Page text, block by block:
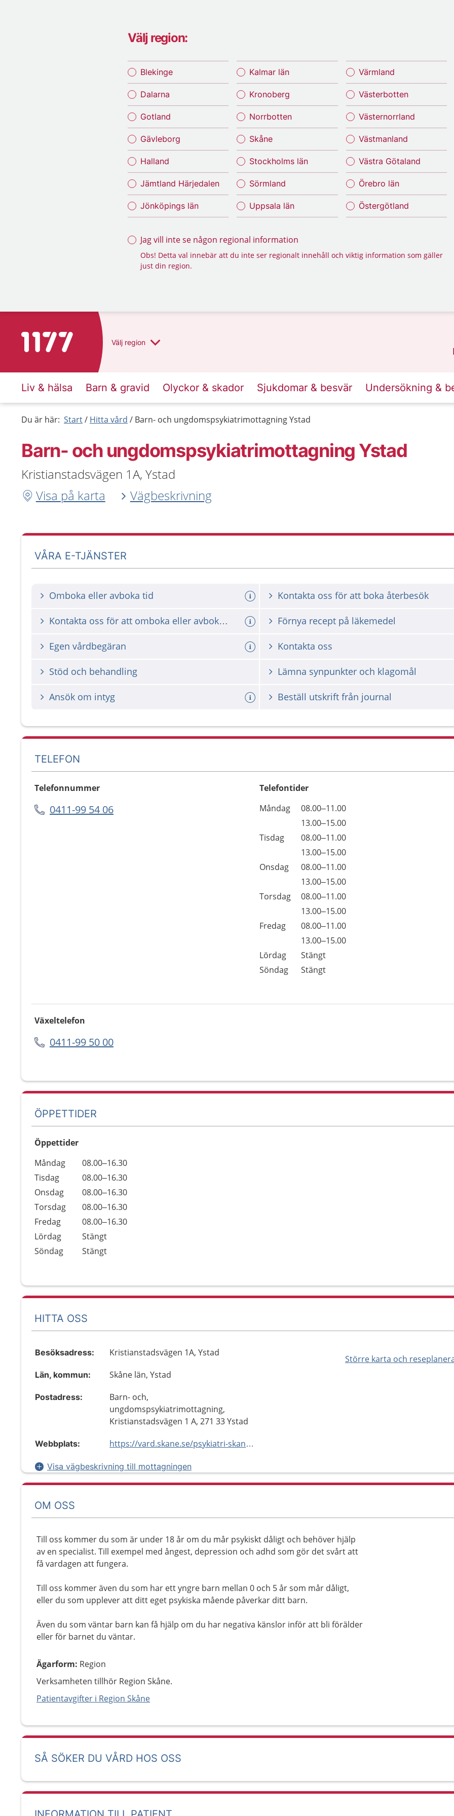
Välj region:
Blekinge
Dalarna
Gotland
Gävleborg
Halland
Jämtland Härjedalen
Jönköpings län
Kalmar län
Kronoberg
Norrbotten
Skåne
Stockholms län
Sörmland
Uppsala län
Värmland
Västerbotten
Västernorrland
Västmanland
Västra Götaland
Örebro län
Östergötland
Jag vill inte se någon regional information
Obs! Detta val innebär att du inte ser regionalt innehåll och viktig information som gäller
just din region.
Till startsidan för 1177 Välj region
Liv & hälsa Barn & gravid Olyckor & skador Sjukdomar & besvär Undersökning &
Du är här: Start Hitta vård Barn- och ungdomspsykiatrimottagning Ystad
Barn- och ungdomspsykiatrimottagning Ystad
Kristianstadsvägen 1A, Ystad
Visa på karta
Vägbeskrivning
VÅRA E-TJÄNSTER
Omboka eller avboka tid Kontakta oss för att boka återbesök
Kontakta oss för att omboka eller avboka tid Förnya recept på läkemedel
Egen vårdbegäran Kontakta oss
Stöd och behandling Lämna synpunkter och klagomål
Ansök om intyg Beställ utskrift från journal
TELEFON
Telefonnummer
0411-99 54 06
Telefontider
Dag
Öppettider
Kommentarer
Måndag
08.00–11.00
13.00–15.00
Tisdag
08.00–11.00
13.00–15.00
Onsdag
08.00–11.00
13.00–15.00
Torsdag
08.00–11.00
13.00–15.00
Fredag
08.00–11.00
13.00–15.00
Lördag
Stängt
Söndag
Stängt
Växeltelefon
0411-99 50 00
ÖPPETTIDER
Öppettider
Dag
Öppettider
Kommentarer
Måndag
08.00–16.30
Tisdag
08.00–16.30
Onsdag
08.00–16.30
Torsdag
08.00–16.30
Fredag
08.00–16.30
Lördag
Stängt
Söndag
Stängt
HITTA OSS
Större karta och
Besöksadress: Kristianstadsvägen 1A, Ystad
Län, kommun: Skåne län, Ystad
Postadress:
Barn- och,
ungdomspsykiatrimottagning,
Kristianstadsvägen 1 A, 271 33 Ystad
Webbplats: https://vard.skane.se/psykiatri-skane/mottagningar-och-avdelningar/barn--och-ungdomspsykiatrimottagning-ystad/
Visa vägbeskrivning till mottagningen
OM OSS
Till oss kommer du som är under 18 år om du mår psykiskt dåligt och behöver hjälp
av en specialist. Till exempel med ångest, depression och adhd som gör det svårt att
få vardagen att fungera.
Till oss kommer även du som har ett yngre barn mellan 0 och 5 år som mår dåligt,
eller du som upplever att ditt eget psykiska mående påverkar ditt barn.
Även du som väntar barn kan få hjälp om du har negativa känslor inför att bli förälder
eller för barnet du väntar.
Ägarform: Region
Verksamheten tillhör Region Skåne.
Patientavgifter i Region Skåne
SÅ SÖKER DU VÅRD HOS OSS